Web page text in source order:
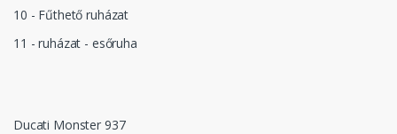
10 - Fűthető ruházat
11 - ruházat - esőruha
Ducati Monster 937